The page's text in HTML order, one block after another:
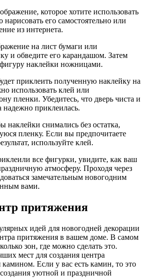
которое хотите использовать
его самостоятельно или
из интернета.
на лист бумаги или
и обведите его карандашом. Затем
наклейки ножницами.
приклеить полученную наклейку на
использовать клей или
пленки. Убедитесь, что дверь чиста и
надежно приклеилась.
наклейки снимались без остатка,
пленку. Если вы предпочитаете
используйте клей.
все фигурки, увидите, как ваш
атмосферу. Проходя через
замечательным новогодним
вами.
притяжения
идей для новогодней декорации
притяжения в вашем доме. В самом
зон, где можно сделать это.
мест для создания центра
камином. Если у вас есть камин, то это
уютной и праздничной